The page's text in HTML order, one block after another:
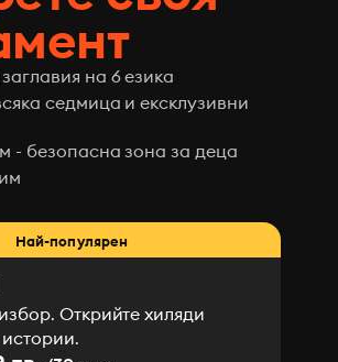
на 6 езика
седмица и ексклузивни
- безопасна зона за деца
Най-популярен
Открийте хиляди